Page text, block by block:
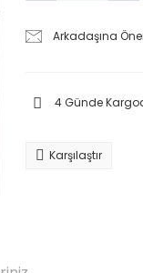
Arkadaşına
4 Günde
Karşılaştır